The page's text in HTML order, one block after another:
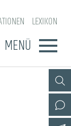
LEXIKON
MENÜ